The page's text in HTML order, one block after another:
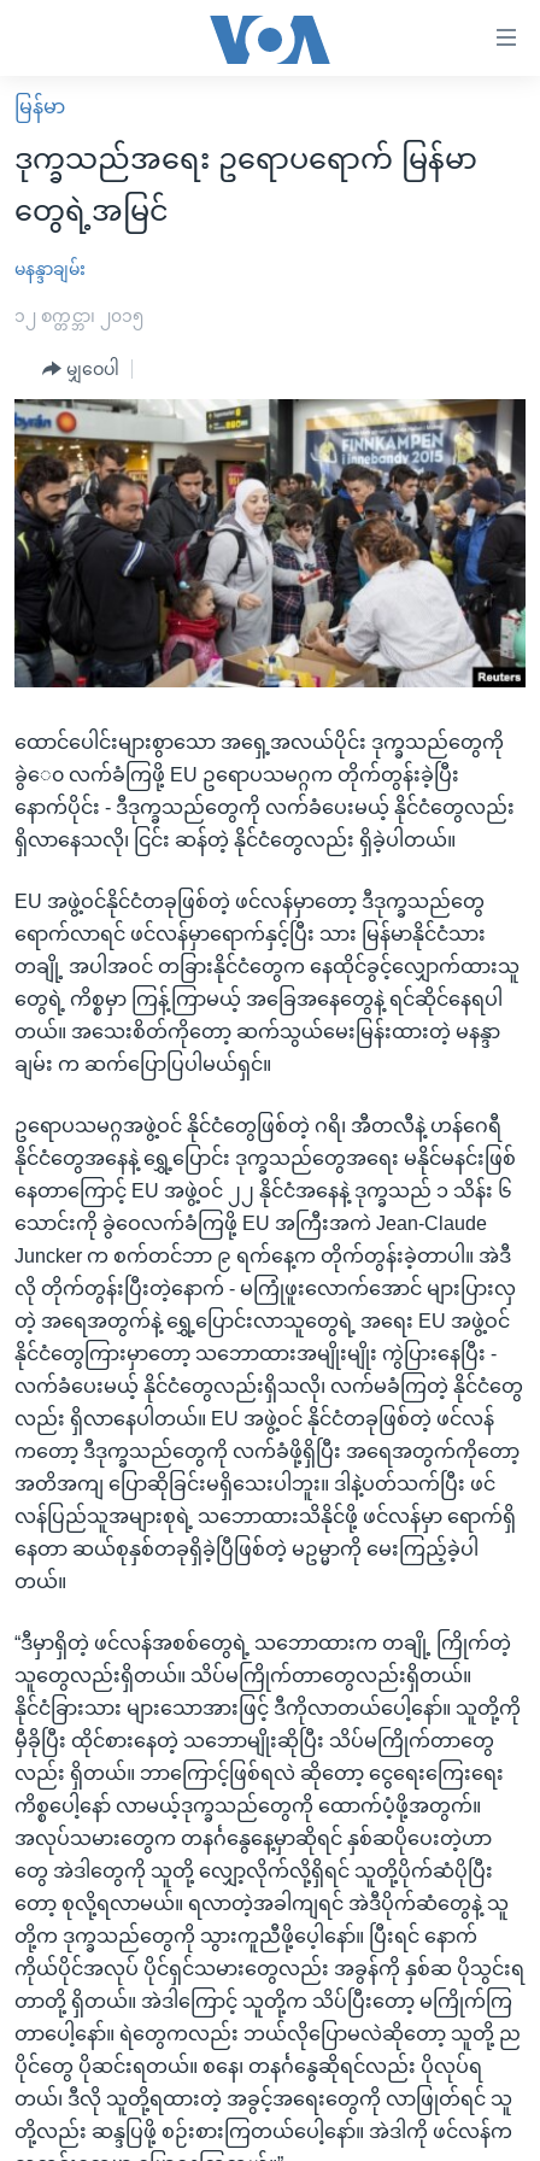
လွယ်ကူ
စေ
သည့်
Link
များ
ပင်မ
ကျော်
ကြည့်
ရန်
ပင်မ
အ
စာမျက်နှာ
ကျော်
ရန်
ရှာဖွေ
ရန်
နေရာ
ကျော်
ရန်
မူလစာမျက်နှာ
မြန်မာ
ကမ္ဘာ့သတင်းများ
နိုင်ငံတကာ
အစ္စရေး-ပါလက်စတိုင်း
အင်္ဂလိပ်စာလေ့လာမယ်
အမေရိကန်သုံးအီဒီယံ
မကြေးမုံရဲ့ အင်္ဂလိပ်စာ
ရုပ်ရှင်ထဲက အင်္ဂလိပ်စာ
သုတပဒေသာ အင်္ဂလိပ်စာ
အပတ်စဉ်ကဏ္ဍများ
ရေဒီယို
တီဗွီ
ရေဒီယိုနှင့်ရုပ်သံ အချက်အလက်များ
ရေဒီယို/တီဗွီအစီအစဉ်
Learning English
ဗွီအိုအေ လူမှုကွန်ယက်များ
ဘာသာစကားများ
မြန်မာ
ဒုက္ခသည်အရေး ဥရောပရောက် မြန်မာ
တွေရဲ့အမြင်
မနန္ဒာချမ်း
၁၂ စက္တင္ဘာ၊ ၂၀၁၅
မျှဝေပါ
ထောင်ပေါင်းများစွာသော အရှေ့အလယ်ပိုင်း ဒုက္ခသည်တွေကို
ခွဲေ၀ လက်ခံကြဖို့ EU ဥရောပသမဂ္ဂက တိုက်တွန်းခဲ့ပြီး
နောက်ပိုင်း - ဒီဒုက္ခသည်တွေကို လက်ခံပေးမယ့် နိုင်ငံတွေလည်း
ရှိလာနေသလို၊ ငြင်း ဆန်တဲ့ နိုင်ငံတွေလည်း ရှိခဲ့ပါတယ်။
EU အဖွဲ့ဝင်နိုင်ငံတခုဖြစ်တဲ့ ဖင်လန်မှာတော့ ဒီဒုက္ခသည်တွေ
ရောက်လာရင် ဖင်လန်မှာရောက်နှင့်ပြီး သား မြန်မာနိုင်ငံသား
တချို့ အပါအဝင် တခြားနိုင်ငံတွေက နေထိုင်ခွင့်လျှောက်ထားသူ
တွေရဲ့ ကိစ္စမှာ ကြန့်ကြာမယ့် အခြေအနေတွေနဲ့ ရင်ဆိုင်နေရပါ
တယ်။ အသေးစိတ်ကိုတော့ ဆက်သွယ်မေးမြန်းထားတဲ့ မနန္ဒာ
ချမ်း က ဆက်ပြောပြပါမယ်ရှင်။
ဥရောပသမဂ္ဂအဖွဲ့ဝင် နိုင်ငံတွေဖြစ်တဲ့ ဂရိ၊ အီတလီနဲ့ ဟန်ဂေရီ
နိုင်ငံတွေအနေနဲ့ ရွှေ့ပြောင်း ဒုက္ခသည်တွေအရေး မနိုင်မနင်းဖြစ်
နေတာကြောင့် EU အဖွဲ့ဝင် ၂၂ နိုင်ငံအနေနဲ့ ဒုက္ခသည် ၁ သိန်း ၆
သောင်းကို ခွဲဝေလက်ခံကြဖို့ EU အကြီးအကဲ Jean-Claude
Juncker က စက်တင်ဘာ ၉ ရက်နေ့က တိုက်တွန်းခဲ့တာပါ။ အဲဒီ
လို တိုက်တွန်းပြီးတဲ့နောက် - မကြုံဖူးလောက်အောင် များပြားလှ
တဲ့ အရေအတွက်နဲ့ ရွှေ့ပြောင်းလာသူတွေရဲ့ အရေး EU အဖွဲ့ဝင်
နိုင်ငံတွေကြားမှာတော့ သဘောထားအမျိုးမျိုး ကွဲပြားနေပြီး -
လက်ခံပေးမယ့် နိုင်ငံတွေလည်းရှိသလို၊ လက်မခံကြတဲ့ နိုင်ငံတွေ
လည်း ရှိလာနေပါတယ်။ EU အဖွဲ့ဝင် နိုင်ငံတခုဖြစ်တဲ့ ဖင်လန်
ကတော့ ဒီဒုက္ခသည်တွေကို လက်ခံဖို့ရှိပြီး အရေအတွက်ကိုတော့
အတိအကျ ပြောဆိုခြင်းမရှိသေးပါဘူး။ ဒါနဲ့ပတ်သက်ပြီး ဖင်
လန်ပြည်သူအများစုရဲ့ သဘောထားသိနိုင်ဖို့ ဖင်လန်မှာ ရောက်ရှိ
နေတာ ဆယ်စုနှစ်တခုရှိခဲ့ပြီဖြစ်တဲ့ မဥမ္မာကို မေးကြည့်ခဲ့ပါ
တယ်။
“ဒီမှာရှိတဲ့ ဖင်လန်အစစ်တွေရဲ့ သဘောထားက တချို့ ကြိုက်တဲ့
သူတွေလည်းရှိတယ်။ သိပ်မကြိုက်တာတွေလည်းရှိတယ်။
နိုင်ငံခြားသား များသောအားဖြင့် ဒီကိုလာတယ်ပေါ့နော်။ သူတို့ကို
မှီခိုပြီး ထိုင်စားနေတဲ့ သဘောမျိုးဆိုပြီး သိပ်မကြိုက်တာတွေ
လည်း ရှိတယ်။ ဘာကြောင့်ဖြစ်ရလဲ ဆိုတော့ ငွေရေးကြေးရေး
ကိစ္စပေါ့နော် လာမယ့်ဒုက္ခသည်တွေကို ထောက်ပံ့ဖို့အတွက်။
အလုပ်သမားတွေက တနင်္ဂနွေနေ့မှာဆိုရင် နှစ်ဆပိုပေးတဲ့ဟာ
တွေ အဲဒါတွေကို သူတို့ လျှော့လိုက်လို့ရှိရင် သူတို့ပိုက်ဆံပိုပြီး
တော့ စုလို့ရလာမယ်။ ရလာတဲ့အခါကျရင် အဲဒီပိုက်ဆံတွေနဲ့ သူ
တို့က ဒုက္ခသည်တွေကို သွားကူညီဖို့ပေ့ါနော်။ ပြီးရင် နောက်
ကိုယ်ပိုင်အလုပ် ပိုင်ရှင်သမားတွေလည်း အခွန်ကို နှစ်ဆ ပိုသွင်းရ
တာတို့ ရှိတယ်။ အဲဒါကြောင့် သူတို့က သိပ်ပြီးတော့ မကြိုက်ကြ
တာပေါ့နော်။ ရဲတွေကလည်း ဘယ်လိုပြောမလဲဆိုတော့ သူတို့ ည
ပိုင်တွေ ပိုဆင်းရတယ်။ စနေ၊ တနင်္ဂနွေဆိုရင်လည်း ပိုလုပ်ရ
တယ်၊ ဒီလို သူတို့ရထားတဲ့ အခွင့်အရေးတွေကို လာဖြုတ်ရင် သူ
တို့လည်း ဆန္ဒပြဖို့ စဉ်းစားကြတယ်ပေါ့နော်။ အဲဒါကို ဖင်လန်က